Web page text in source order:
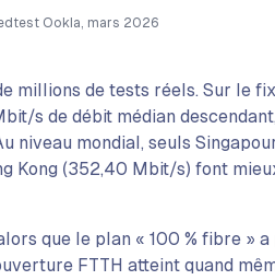
Ookla, mars 2026
millions de tests réels. Sur le
s de débit médian
niveau mondial, seuls
Kong (352,40 Mbit/s) font
que le plan « 100 % fibre »
FTTH atteint quand